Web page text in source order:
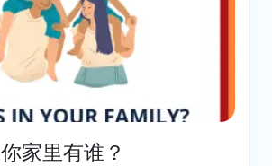
你家里有谁？